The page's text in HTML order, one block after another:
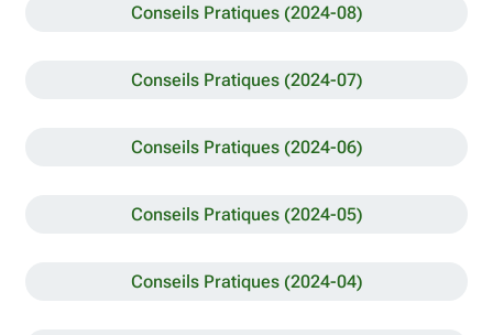
Conseils Pratiques (2024-08)
Conseils Pratiques (2024-07)
Conseils Pratiques (2024-06)
Conseils Pratiques (2024-05)
Conseils Pratiques (2024-04)